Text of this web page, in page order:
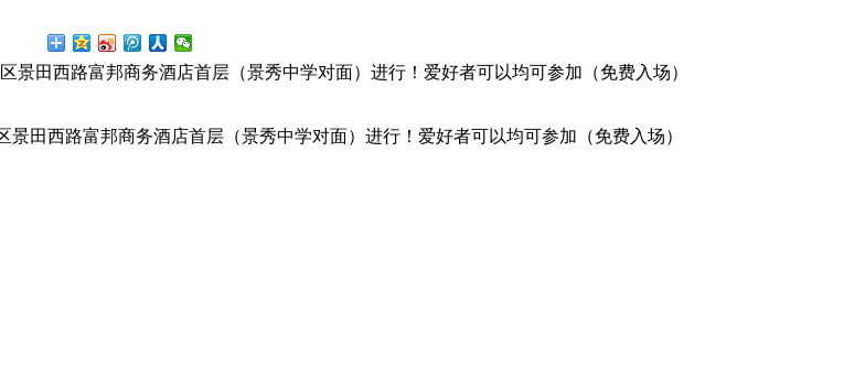
田西路富邦商务酒店首层（景秀中学对面）进行！爱好者可以均可参加（免费入场）
田西路富邦商务酒店首层（景秀中学对面）进行！爱好者可以均可参加（免费入场）